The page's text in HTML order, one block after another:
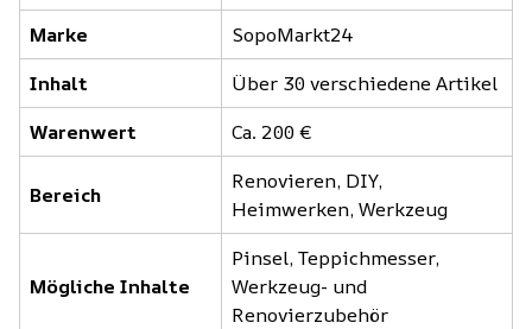
Marke
SopoMarkt24
Inhalt
Über 30 verschiedene Artikel
Warenwert
Ca. 200 €
Bereich
Renovieren, DIY,
Heimwerken, Werkzeug
Mögliche Inhalte
Pinsel, Teppichmesser,
Werkzeug- und
Renovierzubehör